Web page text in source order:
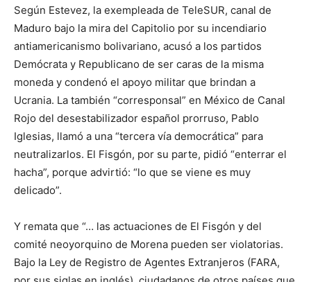
Según Estevez, la exempleada de TeleSUR, canal de
Maduro bajo la mira del Capitolio por su incendiario
antiamericanismo bolivariano, acusó a los partidos
Demócrata y Republicano de ser caras de la misma
moneda y condenó el apoyo militar que brindan a
Ucrania. La también “corresponsal” en México de Canal
Rojo del desestabilizador español prorruso, Pablo
Iglesias, llamó a una “tercera vía democrática” para
neutralizarlos. El Fisgón, por su parte, pidió “enterrar el
hacha”, porque advirtió: “lo que se viene es muy
delicado”.
Y remata que “… las actuaciones de El Fisgón y del
comité neoyorquino de Morena pueden ser violatorias.
Bajo la Ley de Registro de Agentes Extranjeros (FARA,